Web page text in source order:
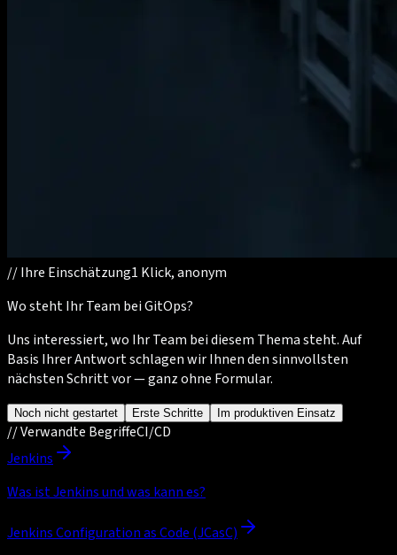
//Ihre Einschätzung1 Klick, anonym
Wo steht Ihr Team bei GitOps?
Uns interessiert, wo Ihr Team bei diesem Thema steht. Auf
Basis Ihrer Antwort schlagen wir Ihnen den sinnvollsten
nächsten Schritt vor — ganz ohne Formular.
Noch nicht gestartet Erste Schritte Im produktiven Einsatz
//Verwandte BegriffeCI/CD
Jenkins
Was ist Jenkins und was kann es?
Jenkins Configuration as Code (JCasC)